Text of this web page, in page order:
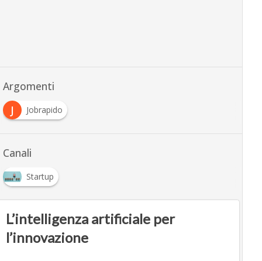
Argomenti
J
Jobrapido
Canali
Startup
L’intelligenza artificiale per
l’innovazione